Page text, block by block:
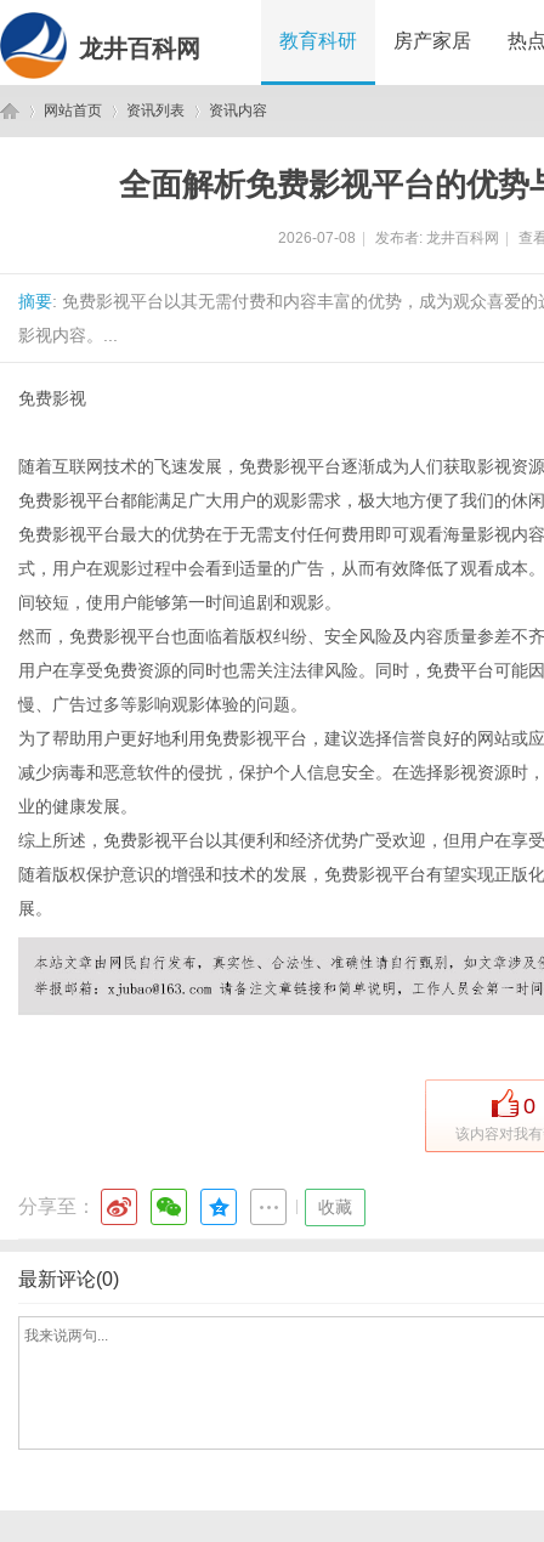
龙井百科网 教育科研 房产家居 热
网站首页 资讯列表 资讯内容
全面解析免费影视平台的优
2026-07-08 发布者: 龙井百科网 查
摘要: 免费影视平台以其无需付费和内容丰富的优势，成为观众喜爱
影视内容。...
免费影视
随着互联网技术的飞速发展，免费影视平台逐渐成为人们获取影视资
免费影视平台都能满足广大用户的观影需求，极大地方便了我们的休
免费影视平台最大的优势在于无需支付任何费用即可观看海量影视内
式，用户在观影过程中会看到适量的广告，从而有效降低了观看成本
间较短，使用户能够第一时间追剧和观影。
然而，免费影视平台也面临着版权纠纷、安全风险及内容质量参差不
用户在享受免费资源的同时也需关注法律风险。同时，免费平台可能
慢、广告过多等影响观影体验的问题。
为了帮助用户更好地利用免费影视平台，建议选择信誉良好的网站或
减少病毒和恶意软件的侵扰，保护个人信息安全。在选择影视资源时
业的健康发展。
综上所述，免费影视平台以其便利和经济优势广受欢迎，但用户在享
随着版权保护意识的增强和技术的发展，免费影视平台有望实现正版
展。
0
该内容对我
分享至： 收藏
最新评论(0)